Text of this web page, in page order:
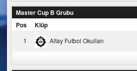
Master Cup B Grubu
Pos
Klüp
1 Altay Futbol Okulları